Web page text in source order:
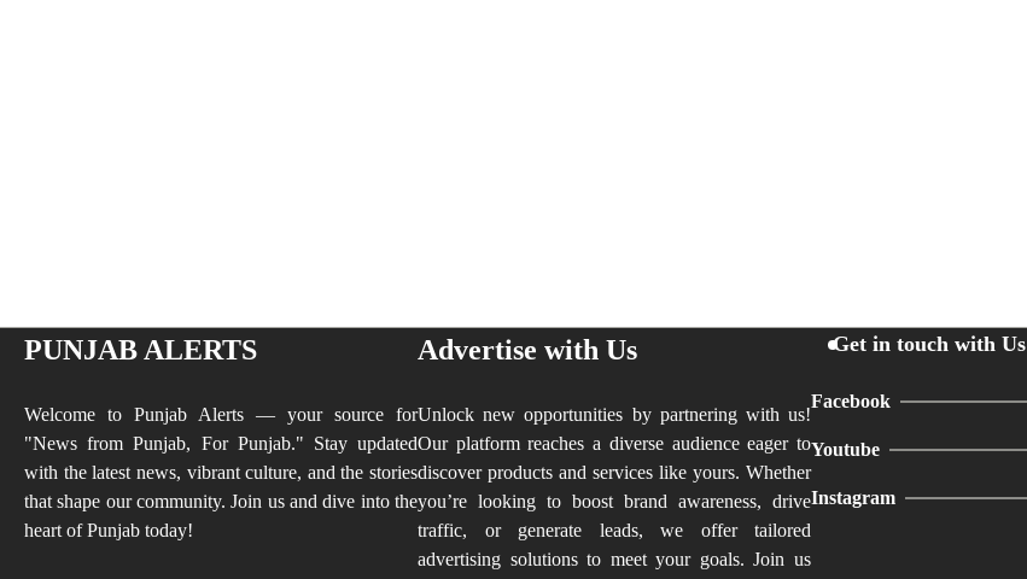
PUNJAB ALERTS
Welcome to Punjab Alerts — your source for
"News from Punjab, For Punjab." Stay updated
with the latest news, vibrant culture, and the stories
that shape our community. Join us and dive into the
heart of Punjab today!
Advertise with Us
Unlock new opportunities by partnering with us!
Our platform reaches a diverse audience eager to
discover products and services like yours. Whether
you’re looking to boost brand awareness, drive
traffic, or generate leads, we offer tailored
advertising solutions to meet your goals. Join us
Get in touch with Us
Facebook
Youtube
Instagram